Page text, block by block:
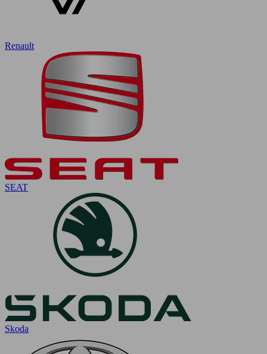
Renault
SEAT
Skoda